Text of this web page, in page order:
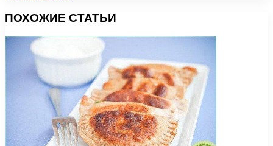
ПОХОЖИЕ СТАТЬИ